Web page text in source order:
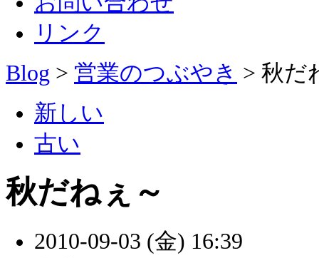
リンク
Blog > 営業のつぶやき > 秋だ
新しい
古い
秋だねぇ～
2010-09-03 (金) 16:39